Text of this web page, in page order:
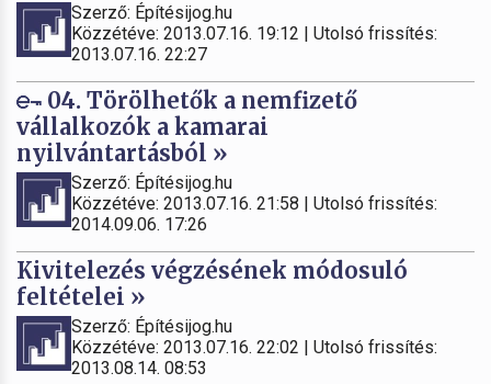
Szerző: Építésijog.hu
Közzétéve: 2013.07.16. 19:12 | Utolsó frissítés:
2013.07.16. 22:27
04. Törölhetők a nemfizető
vállalkozók a kamarai
nyilvántartásból »
Szerző: Építésijog.hu
Közzétéve: 2013.07.16. 21:58 | Utolsó frissítés:
2014.09.06. 17:26
Kivitelezés végzésének módosuló
feltételei »
Szerző: Építésijog.hu
Közzétéve: 2013.07.16. 22:02 | Utolsó frissítés:
2013.08.14. 08:53